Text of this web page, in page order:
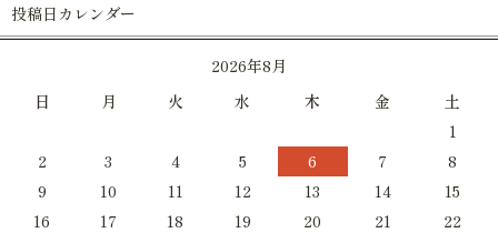
投稿日カレンダー
2026年8月
日
月 火 水 木 金
土
1
2
3 4 5 6 7
8
9
10 11 12 13 14
15
16
17 18 19 20 21
22